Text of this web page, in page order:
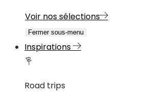
Voir nos sélections
Fermer sous-menu
Inspirations
Road trips